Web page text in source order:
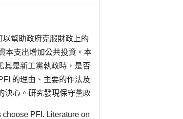
幫助政府克服財政上的
本支出增加公共投資。本
其是新工黨執政時，是否
的理由、主要的作法及
決心。研究發現保守黨政
PFI. Literature on